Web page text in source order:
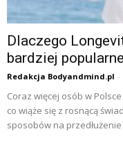
Dlaczego
bardziej
Redakcja Bodyandmind.pl -
Coraz więcej osób w
co wiąże się z rosnącą
sposobów na